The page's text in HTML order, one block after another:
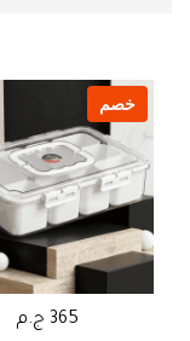
خصم
365 ج.م